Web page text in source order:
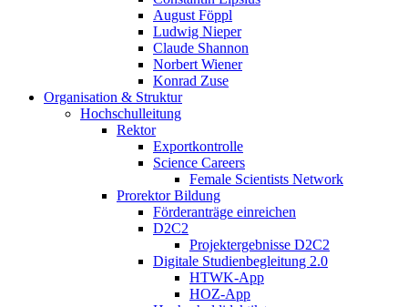
August Föppl
Ludwig Nieper
Claude Shannon
Norbert Wiener
Konrad Zuse
Organisation & Struktur
Hochschulleitung
Rektor
Exportkontrolle
Science Careers
Female Scientists Network
Prorektor Bildung
Förderanträge einreichen
D2C2
Projektergebnisse D2C2
Digitale Studienbegleitung 2.0
HTWK-App
HOZ-App